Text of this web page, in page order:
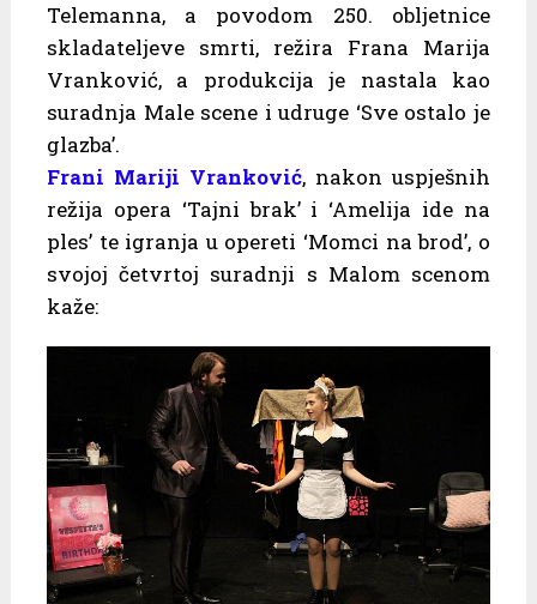
Telemanna, a povodom 250. obljetnice
skladateljeve smrti, režira Frana Marija
Vranković, a produkcija je nastala kao
suradnja Male scene i udruge ‘Sve ostalo je
glazba’.
Frani Mariji Vranković, nakon uspješnih
režija opera ‘Tajni brak’ i ‘Amelija ide na
ples’ te igranja u opereti ‘Momci na brod’, o
svojoj četvrtoj suradnji s Malom scenom
kaže: